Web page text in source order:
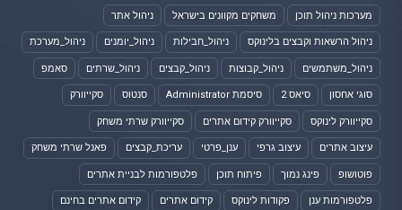
מערכות ניהול תוכן משחקים מקוונים בישראל ניהול אתר
ניהול הרשאות וקבצים בלינוקס ניהול_חבילות ניהול_יומנים ניהול_מערכת
ניהול_משתמשים ניהול_קבוצות ניהול_קבצים ניהול_שרתים סאמפ
סוגי אחסון סיאס 2 סיסמת Administrator סנטוס סקייוורק
סקייוורק לינוקס סקייוורק קידום אתרים סקייוורק שרתי משחק
עיצוב אתרים עיצוב גרפי ענן_פרטי עריכת_קבצים פאנל שרתי משחק
פוטושופ פינג נמוך פיתוח תוכן פלטפורמות לבניית אתרים
פלטפורמות ענן פקודות לינוקס קידום אתרים קידום אתרים בחינם